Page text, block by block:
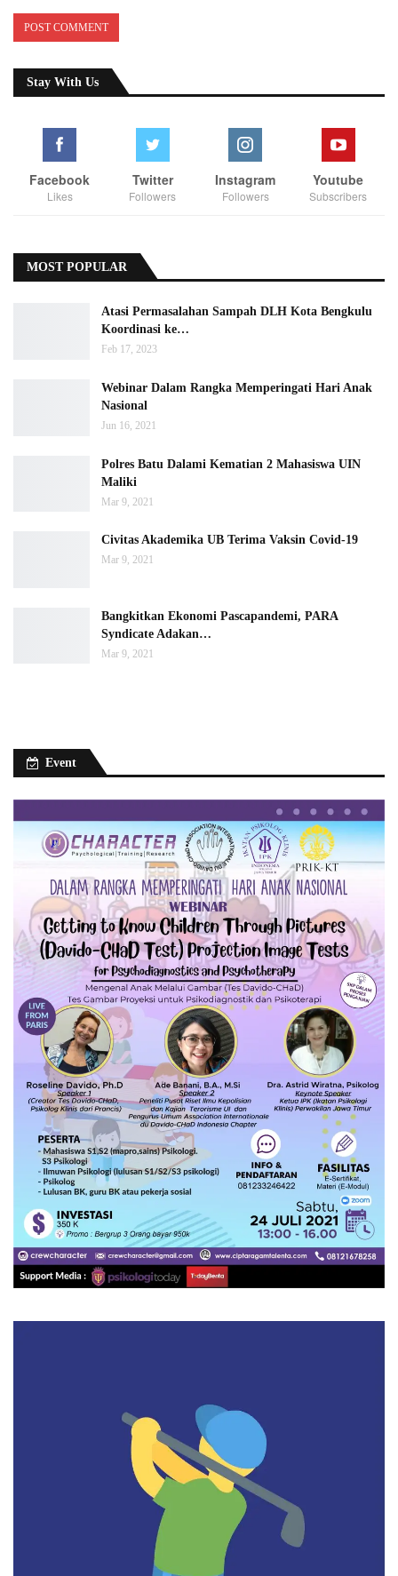
Stay With Us
Facebook
Likes
Twitter
Followers
Instagram
Followers
Youtube
Subscribers
MOST POPULAR
Atasi Permasalahan Sampah DLH Kota Bengkulu
Koordinasi ke…
Feb 17, 2023
Webinar Dalam Rangka Memperingati Hari Anak
Nasional
Jun 16, 2021
Polres Batu Dalami Kematian 2 Mahasiswa UIN
Maliki
Mar 9, 2021
Civitas Akademika UB Terima Vaksin Covid-19
Mar 9, 2021
Bangkitkan Ekonomi Pascapandemi, PARA
Syndicate Adakan…
Mar 9, 2021
Event